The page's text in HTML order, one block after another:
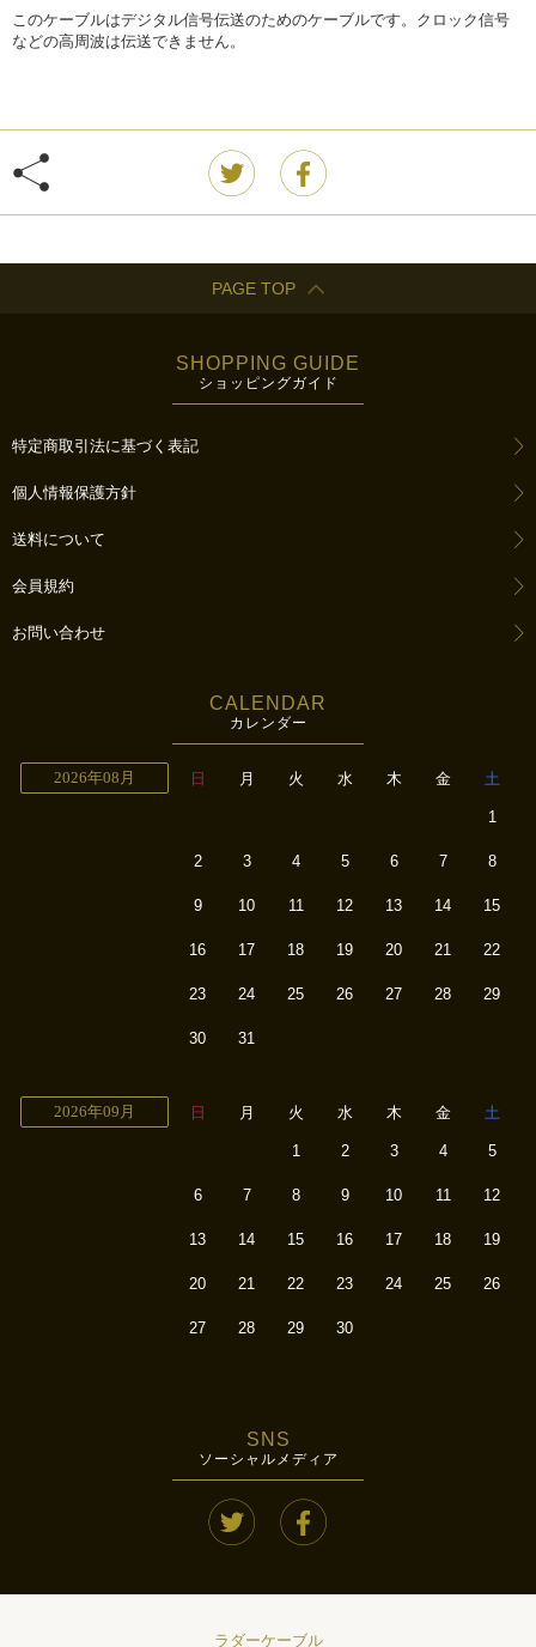
このケーブルはデジタル信号伝送のためのケーブルです。クロック信号
などの高周波は伝送できません。
PAGE TOP
SHOPPING GUIDE
ショッピングガイド
特定商取引法に基づく表記
個人情報保護方針
送料について
会員規約
お問い合わせ
CALENDAR
カレンダー
2026年08月 日 月 火 水 木 金 土
1
2 3 4 5 6 7 8
9 10 11 12 13 14 15
16 17 18 19 20 21 22
23 24 25 26 27 28 29
30 31
2026年09月 日 月 火 水 木 金 土
1 2 3 4 5
6 7 8 9 10 11 12
13 14 15 16 17 18 19
20 21 22 23 24 25 26
27 28 29 30
SNS
ソーシャルメディア
ラダーケーブル